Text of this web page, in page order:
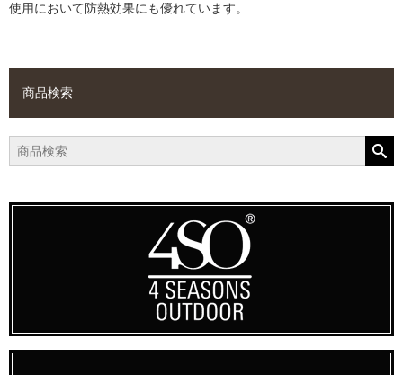
使用において防熱効果にも優れています。
商品検索